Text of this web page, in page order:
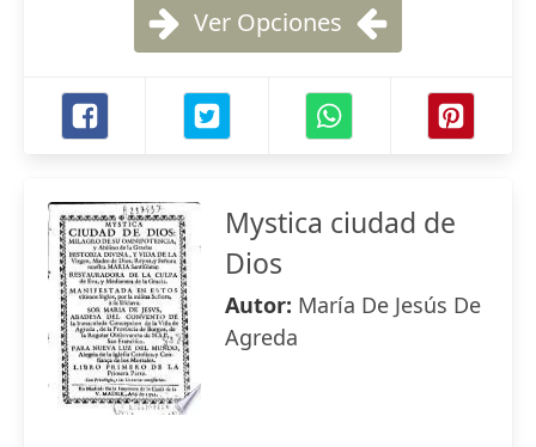
Ver Opciones
Mystica ciudad de
Dios
Autor: María De Jesús De
Agreda